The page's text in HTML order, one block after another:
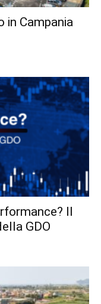
in Campania
Il
GDO